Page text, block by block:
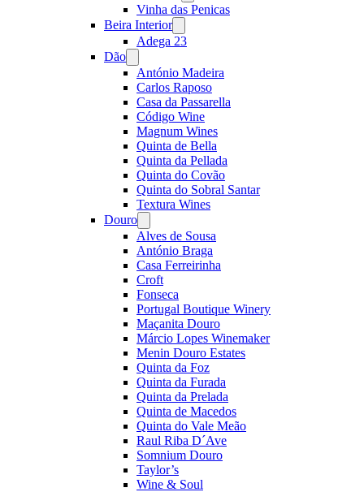
menu
Vinha das Penicas
Beira Interior
menu
Adega 23
Dão
menu
António Madeira
Carlos Raposo
Casa da Passarella
Código Wine
Magnum Wines
Quinta de Bella
Quinta da Pellada
Quinta do Covão
Quinta do Sobral Santar
Textura Wines
Douro
menu
Alves de Sousa
António Braga
Casa Ferreirinha
Croft
Fonseca
Portugal Boutique Winery
Maçanita Douro
Márcio Lopes Winemaker
Menin Douro Estates
Quinta da Foz
Quinta da Furada
Quinta da Prelada
Quinta de Macedos
Quinta do Vale Meão
Raul Riba D´Ave
Somnium Douro
Taylor’s
Wine & Soul